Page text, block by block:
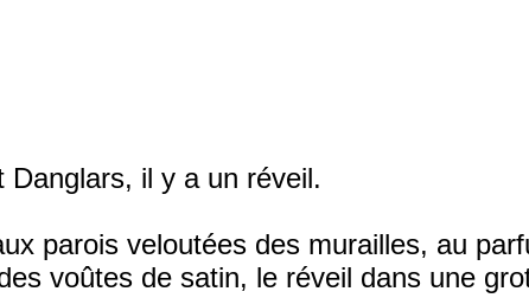
Danglars, il y a un réveil.
parois veloutées des murailles, au
voûtes de satin, le réveil dans une